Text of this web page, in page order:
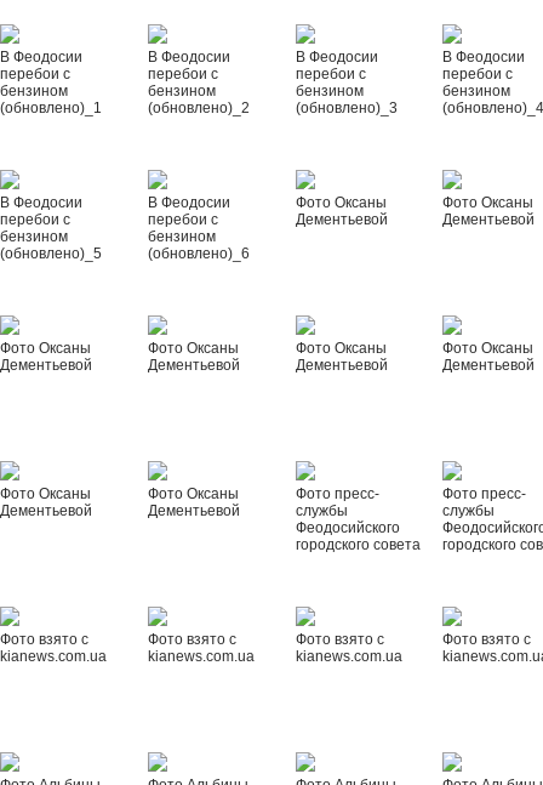
В Феодосии
перебои с
бензином
(обновлено)_1
В Феодосии
перебои с
бензином
(обновлено)_2
В Феодосии
перебои с
бензином
(обновлено)_3
В Феодосии
перебои с
бензином
В Феодосии
перебои с
бензином
(обновлено)_5
В Феодосии
перебои с
бензином
(обновлено)_6
Фото Оксаны
Дементьевой
Фото Оксаны
Дементьевой
Фото Оксаны
Дементьевой
Фото Оксаны
Дементьевой
Фото Оксаны
Дементьевой
Фото Оксаны
Дементьевой
Фото Оксаны
Дементьевой
Фото Оксаны
Дементьевой
Фото пресс-
службы
Феодосийского
городского совета
Фото пресс-
службы
городского
Фото взято с
kianews.com.ua
Фото взято с
kianews.com.ua
Фото взято с
kianews.com.ua
Фото взято с